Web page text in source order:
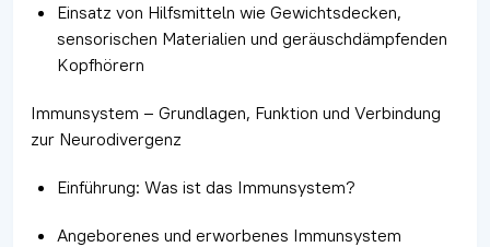
Einsatz von Hilfsmitteln wie Gewichtsdecken,
sensorischen Materialien und geräuschdämpfenden
Kopfhörern
Immunsystem – Grundlagen, Funktion und Verbindung
zur Neurodivergenz
Einführung: Was ist das Immunsystem?
Angeborenes und erworbenes Immunsystem